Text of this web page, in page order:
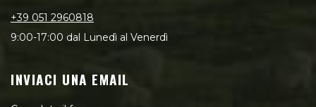
+39 051 2960818
9:00-17:00 dal Lunedì al Venerdì
INVIACI UNA EMAIL